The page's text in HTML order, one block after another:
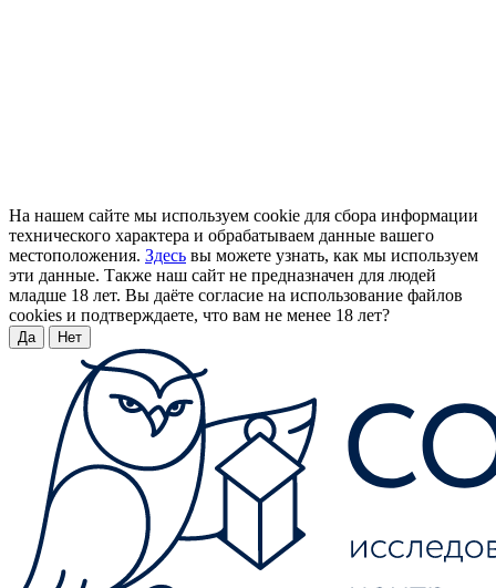
На нашем сайте мы используем cookie для сбора информации
технического характера и обрабатываем данные вашего
местоположения. Здесь вы можете узнать, как мы используем
эти данные. Также наш сайт не предназначен для людей
младше 18 лет. Вы даёте согласие на использование файлов
cookies и подтверждаете, что вам не менее 18 лет?
Да Нет